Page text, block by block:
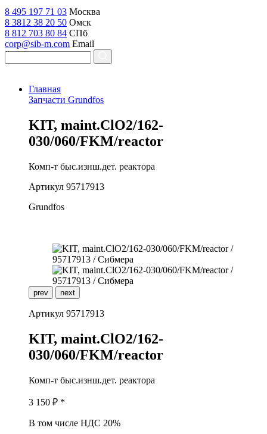
8 495 197 71 03 Москва
8 3812 38 20 50 Омск
8 812 703 80 84 СПб
corp@sib-m.com Email
Главная
Запчасти Grundfos
KIT, maint.ClO2/162-
030/060/FKM/reactor
Комп-т быс.изнш.дет. реактора
Артикул 95717913
Grundfos
prev next
Артикул 95717913
KIT, maint.ClO2/162-
030/060/FKM/reactor
Комп-т быс.изнш.дет. реактора
3 150 ₽ *
В том числе НДС 20%